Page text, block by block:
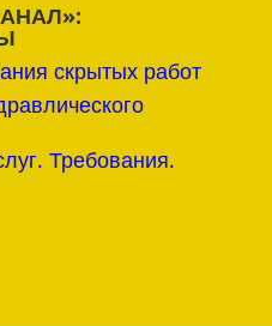
скрытых работ
Требования.